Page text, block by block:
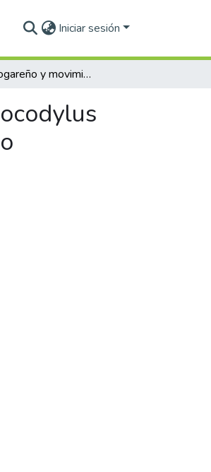
Iniciar sesión
Ámbito hogareño y movimientos del cocodrilo de pantano Crocodylus moreletii en la Laguna de las Ilusiones, Villahermosa, Tabasco